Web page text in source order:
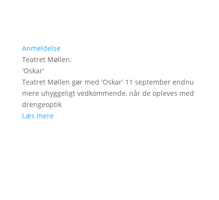
Anmeldelse
Teatret Møllen:
'Oskar'
Teatret Møllen gør med 'Oskar' 11 september endnu
mere uhyggeligt vedkommende, når de opleves med
drengeoptik
Læs mere